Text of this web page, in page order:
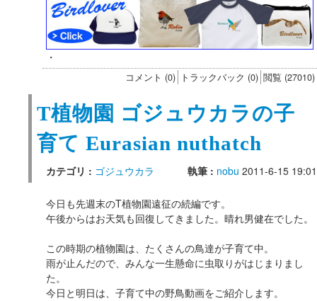
・
コメント (0) トラックバック (0) 閲覧 (27010)
T植物園 ゴジュウカラの子
育て Eurasian nuthatch
カテゴリ : ゴジュウカラ 執筆 : nobu 2011-6-15 19:01
今日も先週末のT植物園遠征の続編です。
午後からはお天気も回復してきました。晴れ男健在でした。
この時期の植物園は、たくさんの鳥達が子育て中。
雨が止んだので、みんな一生懸命に虫取りがはじまりまし
た。
今日と明日は、子育て中の野鳥動画をご紹介します。